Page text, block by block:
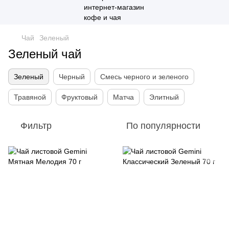
Чай Зеленый
Зеленый чай
Зеленый Черный Смесь черного и зеленого
Травяной Фруктовый Матча Элитный
Фильтр По популярности